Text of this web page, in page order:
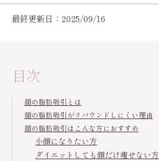
最終更新日：2025/09/16
目次
顔の脂肪吸引とは
顔の脂肪吸引がリバウンドしにくい理由
顔の脂肪吸引はこんな方におすすめ
小顔になりたい方
ダイエットしても顔だけ痩せない方